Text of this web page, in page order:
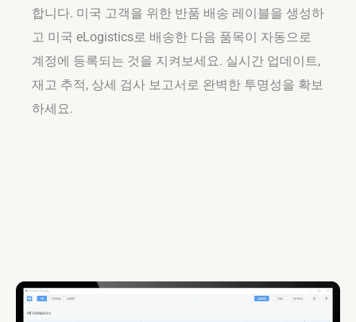
합니다. 미국 고객을 위한 반품 배송 레이블을 생성하
고 미국 eLogistics로 배송한 다음 품목이 자동으로
계정에 등록되는 것을 지켜보세요. 실시간 업데이트,
재고 추적, 상세 검사 보고서로 완벽한 투명성을 확보
하세요.